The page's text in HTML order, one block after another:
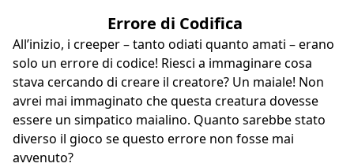
Errore di Codifica
All’inizio, i creeper – tanto odiati quanto amati – erano
solo un errore di codice! Riesci a immaginare cosa
stava cercando di creare il creatore? Un maiale! Non
avrei mai immaginato che questa creatura dovesse
essere un simpatico maialino. Quanto sarebbe stato
diverso il gioco se questo errore non fosse mai
avvenuto?